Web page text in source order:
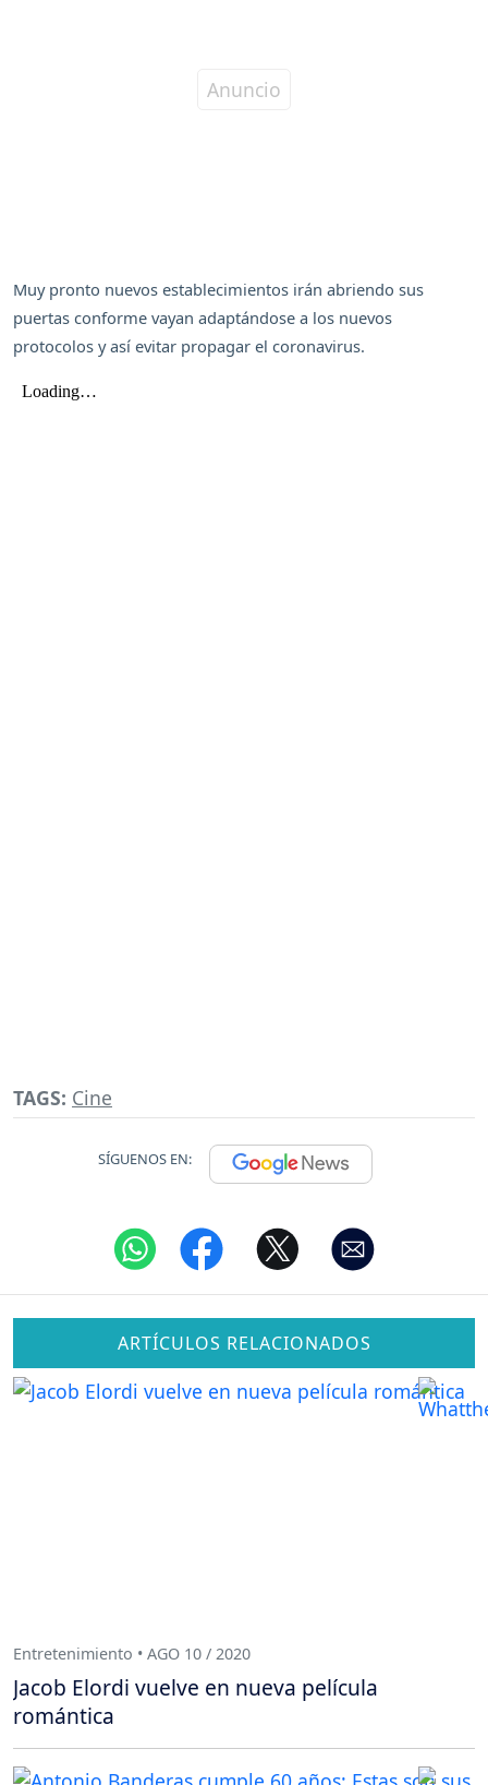
Muy pronto nuevos establecimientos irán abriendo sus
puertas conforme vayan adaptándose a los nuevos
protocolos y así evitar propagar el coronavirus.
TAGS: Cine
SÍGUENOS EN:
ARTÍCULOS RELACIONADOS
Entretenimiento • AGO 10 / 2020
Jacob Elordi vuelve en nueva película
romántica